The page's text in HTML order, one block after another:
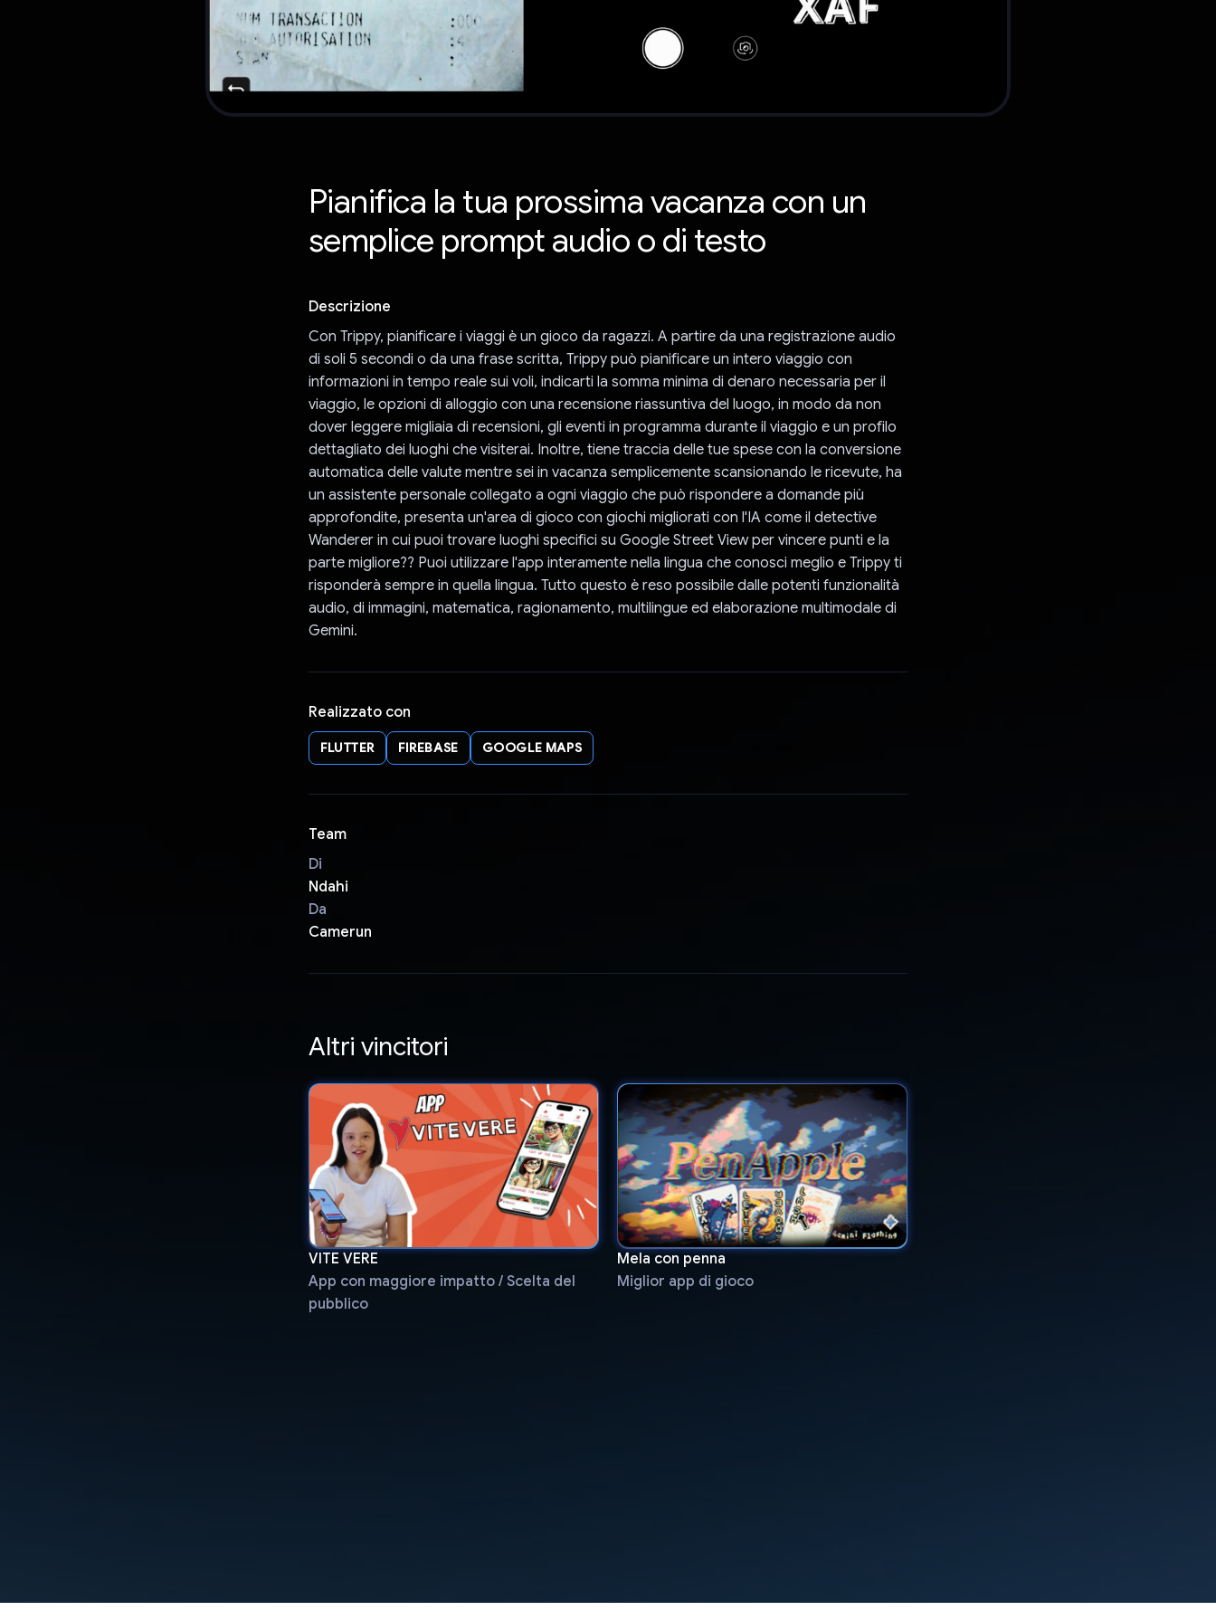
Pianifica la tua prossima vacanza con un
semplice prompt audio o di testo
Descrizione
Con Trippy, pianificare i viaggi è un gioco da ragazzi. A partire da una registrazione audio
di soli 5 secondi o da una frase scritta, Trippy può pianificare un intero viaggio con
informazioni in tempo reale sui voli, indicarti la somma minima di denaro necessaria per il
viaggio, le opzioni di alloggio con una recensione riassuntiva del luogo, in modo da non
dover leggere migliaia di recensioni, gli eventi in programma durante il viaggio e un profilo
dettagliato dei luoghi che visiterai. Inoltre, tiene traccia delle tue spese con la conversione
automatica delle valute mentre sei in vacanza semplicemente scansionando le ricevute, ha
un assistente personale collegato a ogni viaggio che può rispondere a domande più
approfondite, presenta un'area di gioco con giochi migliorati con l'IA come il detective
Wanderer in cui puoi trovare luoghi specifici su Google Street View per vincere punti e la
parte migliore?? Puoi utilizzare l'app interamente nella lingua che conosci meglio e Trippy ti
risponderà sempre in quella lingua. Tutto questo è reso possibile dalle potenti funzionalità
audio, di immagini, matematica, ragionamento, multilingue ed elaborazione multimodale di
Gemini.
Realizzato con
FLUTTER FIREBASE GOOGLE MAPS
Team
Di
Ndahi
Da
Camerun
Altri vincitori
VITE VERE
App con maggiore impatto / Scelta del
pubblico
Mela con penna
Miglior app di gioco